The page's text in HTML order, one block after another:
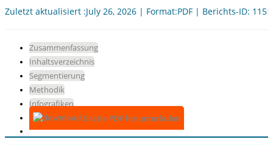
Zuletzt aktualisiert :July 26, 2026 | Format:PDF | Berichts-ID:
Zusammenfassung
Inhaltsverzeichnis
Segmentierung
Methodik
Infografiken
Gratis-PDF herunterladen